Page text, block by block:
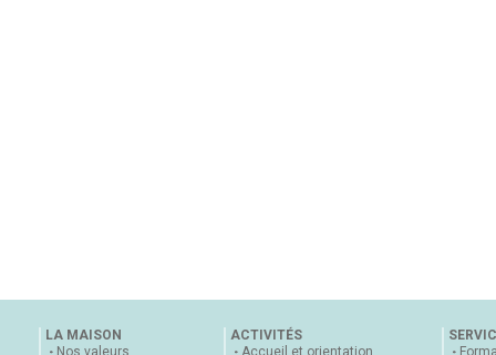
LA MAISON
Nos valeurs
ACTIVITÉS
Accueil et orientation